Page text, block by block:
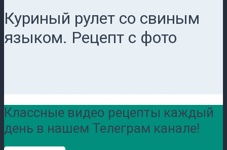
Куриный рулет со свиным
языком. Рецепт с фото
Классные видео рецепты каждый
день в нашем Телеграм канале!